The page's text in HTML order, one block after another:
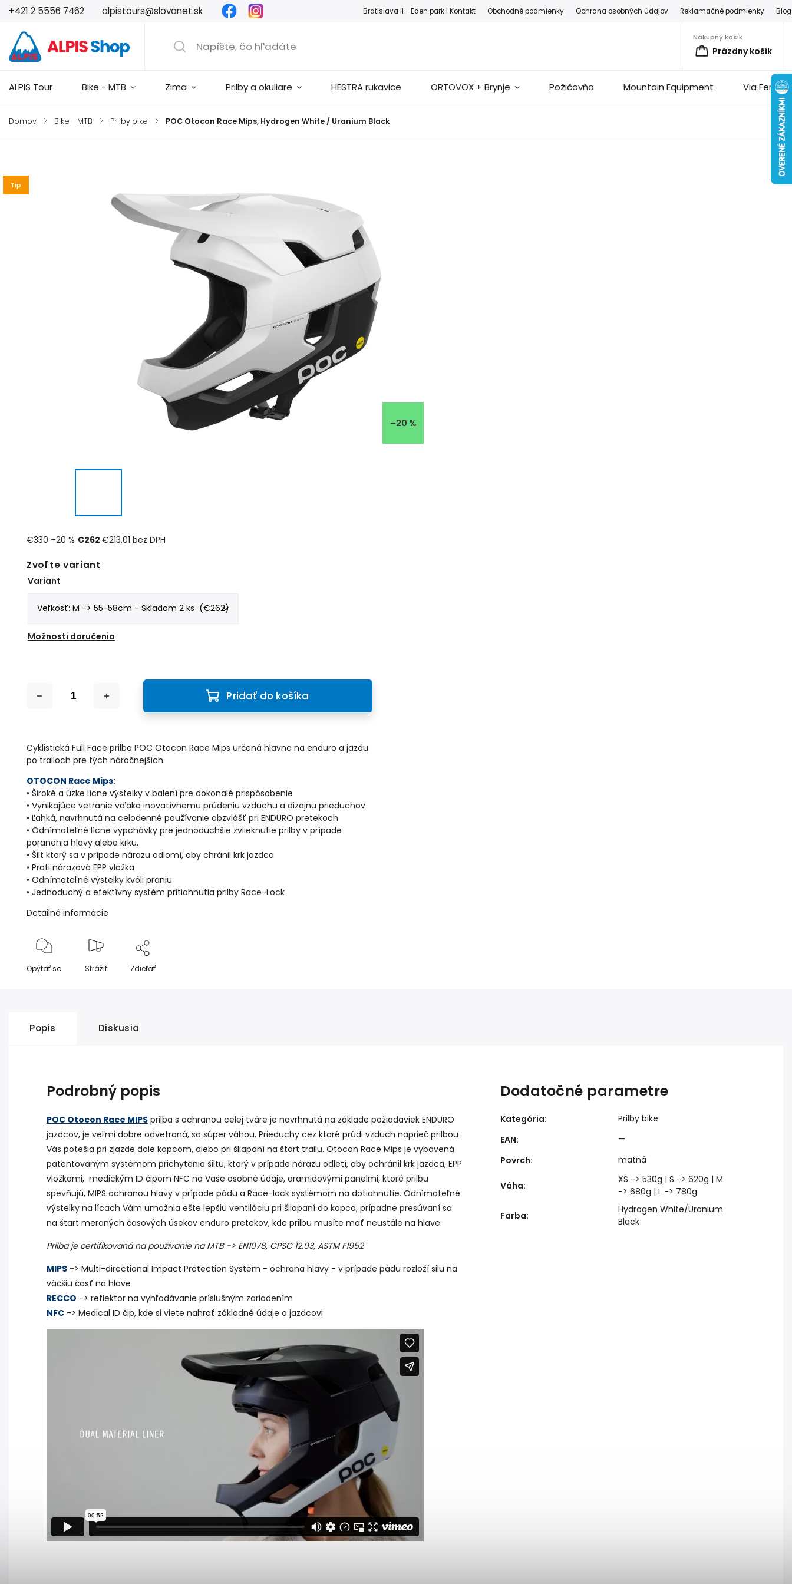
+421 2 5556 7462 alpistours@slovanet.sk Facebook Bratislava II - Eden park |Kontakt Obchodné podmienky Ochrana osobných údajov Reklamačné podmienky Blog
Nákupný košík
Prázdny košík
ALPIS Tour Bike - MTB Zima Prilby a okuliare HESTRA rukavice ORTOVOX + Brynje Požičovňa Mountain Equipment Via Ferrata
Domov / Bike - MTB / Prilby bike / POC Otocon Race Mips, Hydrogen White / Uranium Black
Tip
–20 %
€330 –20 % €262€213,01 bez DPH
Zvoľte variant
Variant
Možnosti doručenia
Pridať do košíka
Cyklistická Full Face prilba POC Otocon Race Mips určená hlavne na enduro a jazdu
po trailoch pre tých náročnejších.
OTOCON Race Mips:
• Široké a úzke lícne výstelky v balení pre dokonalé prispôsobenie
• Vynikajúce vetranie vďaka inovatívnemu prúdeniu vzduchu a dizajnu prieduchov
• Ľahká, navrhnutá na celodenné používanie obzvlášť pri ENDURO pretekoch
• Odnímateľné lícne vypchávky pre jednoduchšie zvlieknutie prilby v prípade
poranenia hlavy alebo krku.
• Šilt ktorý sa v prípade nárazu odlomí, aby chránil krk jazdca
• Proti nárazová EPP vložka
• Odnímateľné výstelky kvôli praniu
• Jednoduchý a efektívny systém pritiahnutia prilby Race-Lock
Detailné informácie
Opýtať sa Strážiť Zdieľať
Popis Diskusia
Podrobný popis
POC Otocon Race MIPS prilba s ochranou celej tváre je navrhnutá na základe požiadaviek ENDURO
jazdcov, je veľmi dobre odvetraná, so súper váhou. Prieduchy cez ktoré prúdi vzduch naprieč prilbou
Vás potešia pri zjazde dole kopcom, alebo pri šliapaní na štart trailu. Otocon Race Mips je vybavená
patentovaným systémom prichytenia šiltu, ktorý v prípade nárazu odletí, aby ochránil krk jazdca, EPP
vložkami, medickým ID čipom NFC na Vaše osobné údaje, aramidovými panelmi, ktoré prilbu
spevňujú, MIPS ochranou hlavy v prípade pádu a Race-lock systémom na dotiahnutie. Odnímateľné
výstelky na lícach Vám umožnia ešte lepšiu ventiláciu pri šliapaní do kopca, prípadne presúvaní sa
na štart meraných časových úsekov enduro pretekov, kde prilbu musíte mať neustále na hlave.
Prilba je certifikovaná na používanie na MTB -> EN1078, CPSC 12.03, ASTM F1952
MIPS -> Multi-directional Impact Protection System - ochrana hlavy - v prípade pádu rozloží silu na
väčšiu časť na hlave
RECCO -> reflektor na vyhľadávanie príslušným zariadením
NFC -> Medical ID čip, kde si viete nahrať základné údaje o jazdcovi
Dodatočné parametre
Kategória:
Prilby bike
EAN:
—
Povrch: matná
Váha:
XS -> 530g | S -> 620g | M
-> 680g | L -> 780g
Farba:
Hydrogen White/Uranium
Black